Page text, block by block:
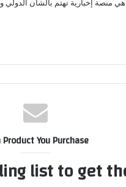
منصة إخبارية تهتم بالشأن الدولي
You Purchase
list to get